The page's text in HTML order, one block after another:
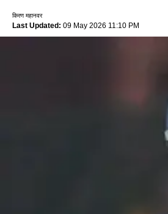
किरण महानवर
Last Updated: 09 May 2026 11:10 PM